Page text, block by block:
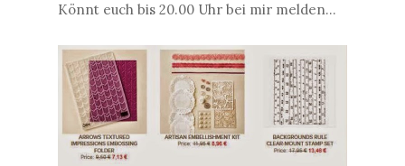
Könnt euch bis 20.00 Uhr bei mir melden...